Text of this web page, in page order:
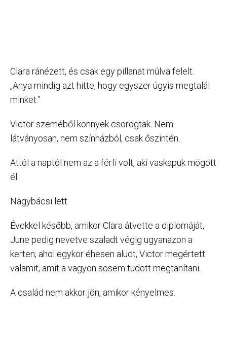
Clara ránézett, és csak egy pillanat múlva felelt.
„Anya mindig azt hitte, hogy egyszer úgyis megtalál
minket.”
Victor szeméből könnyek csorogtak. Nem
látványosan, nem színházból, csak őszintén.
Attól a naptól nem az a férfi volt, aki vaskapuk mögött
él.
Nagybácsi lett.
Évekkel később, amikor Clara átvette a diplomáját,
June pedig nevetve szaladt végig ugyanazon a
kerten, ahol egykor éhesen aludt, Victor megértett
valamit, amit a vagyon sosem tudott megtanítani.
A család nem akkor jön, amikor kényelmes.